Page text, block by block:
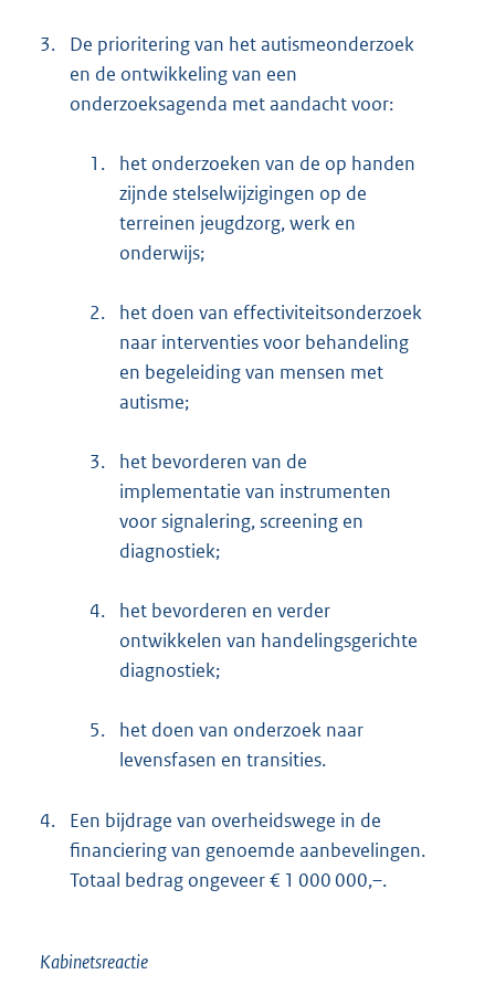
3.
De prioritering van het autismeonderzoek
en de ontwikkeling van een
onderzoeksagenda met aandacht voor:
1.
het onderzoeken van de op handen
zijnde stelselwijzigingen op de
terreinen jeugdzorg, werk en
onderwijs;
2.
het doen van effectiviteitsonderzoek
naar interventies voor behandeling
en begeleiding van mensen met
autisme;
3.
het bevorderen van de
implementatie van instrumenten
voor signalering, screening en
diagnostiek;
4.
het bevorderen en verder
ontwikkelen van handelingsgerichte
diagnostiek;
5.
het doen van onderzoek naar
levensfasen en transities.
4.
Een bijdrage van overheidswege in de
financiering van genoemde aanbevelingen.
Totaal bedrag ongeveer € 1 000 000,–.
Kabinetsreactie